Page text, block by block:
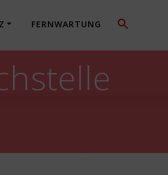
FERNWARTUNG